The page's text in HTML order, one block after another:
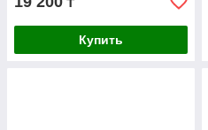
Купить